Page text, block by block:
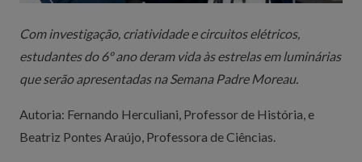
Com investigação, criatividade e circuitos elétricos,
estudantes do 6º ano deram vida às estrelas em luminárias
que serão apresentadas na Semana Padre Moreau.
Autoria: Fernando Herculiani, Professor de História, e
Beatriz Pontes Araújo, Professora de Ciências.